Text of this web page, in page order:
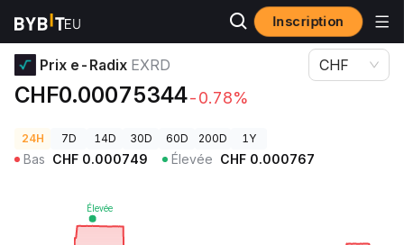
Inscription
Prix des cryptos
Prix e-Radix EXRD
CHF0.00075344-0.78%
CHF
24H 7D 14D 30D 60D 200D 1Y
Bas CHF 0.000749 Élevée CHF 0.000767